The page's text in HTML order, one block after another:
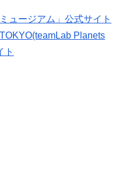
ュージアム」公式サイト
Planets
ト